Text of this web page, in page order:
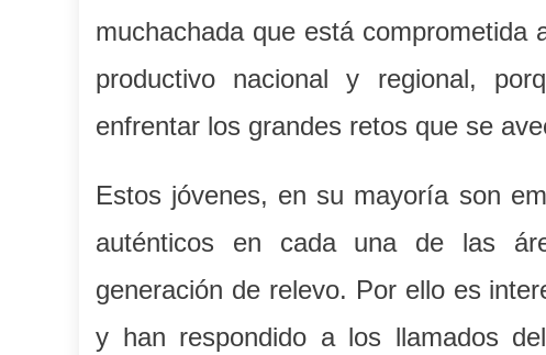
muchachada que está comprometida
productivo nacional y regional,
enfrentar los grandes retos que se
Estos jóvenes, en su mayoría son
auténticos en cada una de las
generación de relevo. Por ello es
y han respondido a los llamados